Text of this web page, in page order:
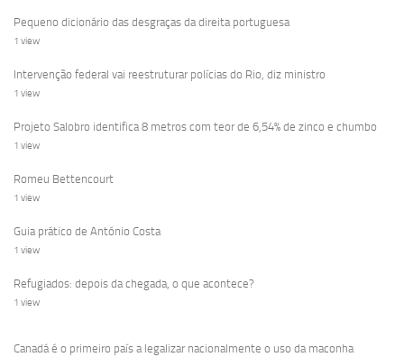
Pequeno dicionário das desgraças da direita portuguesa
1 view
Intervenção federal vai reestruturar polícias do Rio, diz ministro
1 view
Projeto Salobro identifica 8 metros com teor de 6,54% de zinco e chumbo
1 view
Romeu Bettencourt
1 view
Guia prático de António Costa
1 view
Refugiados: depois da chegada, o que acontece?
1 view
Canadá é o primeiro país a legalizar nacionalmente o uso da maconha